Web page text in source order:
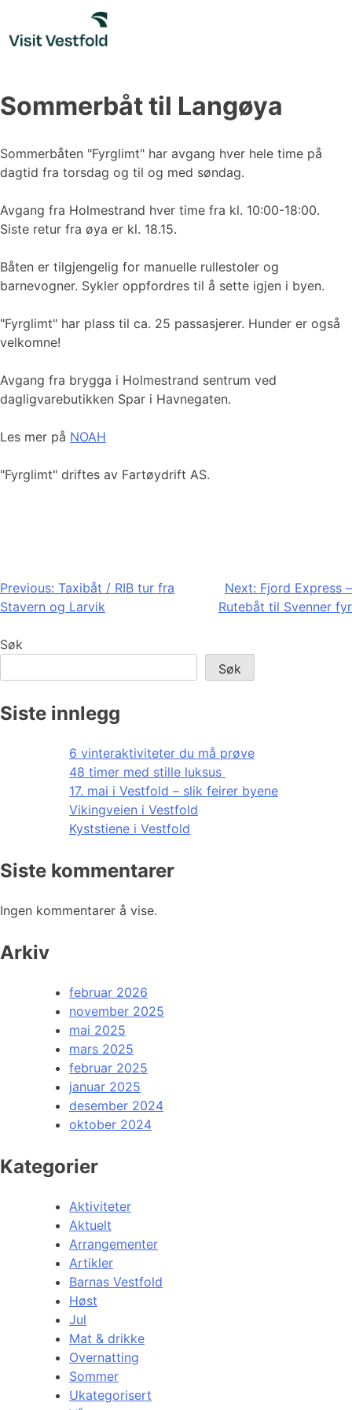
content
Sommerbåt til Langøya
Sommerbåten "Fyrglimt" har avgang hver hele time på
dagtid fra torsdag og til og med søndag.
Avgang fra Holmestrand hver time fra kl. 10:00-18:00.
Siste retur fra øya er kl. 18.15.
Båten er tilgjengelig for manuelle rullestoler og
barnevogner. Sykler oppfordres til å sette igjen i byen.
"Fyrglimt" har plass til ca. 25 passasjerer. Hunder er også
velkomne!
Avgang fra brygga i Holmestrand sentrum ved
dagligvarebutikken Spar i Havnegaten.
Les mer på NOAH
"Fyrglimt" driftes av Fartøydrift AS.
Innleggsnavigasjon
Previous: Taxibåt / RIB tur fra
Stavern og Larvik
Next: Fjord Express –
Rutebåt til Svenner fyr
Søk
Søk
Siste innlegg
6 vinteraktiviteter du må prøve
48 timer med stille luksus
17. mai i Vestfold – slik feirer byene
Vikingveien i Vestfold
Kyststiene i Vestfold
Siste kommentarer
Ingen kommentarer å vise.
Arkiv
februar 2026
november 2025
mai 2025
mars 2025
februar 2025
januar 2025
desember 2024
oktober 2024
Kategorier
Aktiviteter
Aktuelt
Arrangementer
Artikler
Barnas Vestfold
Høst
Jul
Mat & drikke
Overnatting
Sommer
Ukategorisert